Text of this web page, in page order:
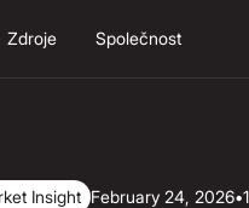
Zdroje Společnost
Insight February 24, 2026•